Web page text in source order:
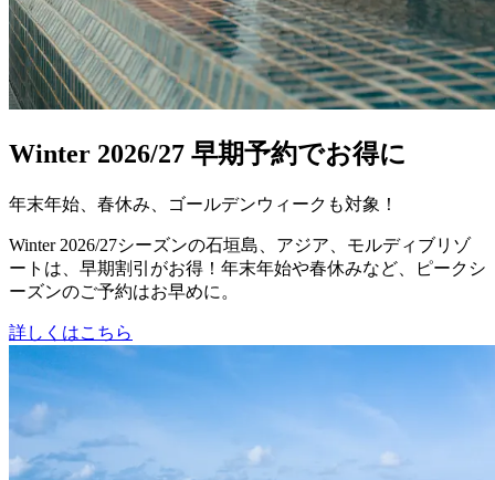
Winter 2026/27 早期予約でお得に
年末年始、春休み、ゴールデンウィークも対象！
Winter 2026/27シーズンの石垣島、アジア、モルディブリゾ
ートは、早期割引がお得！年末年始や春休みなど、ピークシ
ーズンのご予約はお早めに。
詳しくはこちら